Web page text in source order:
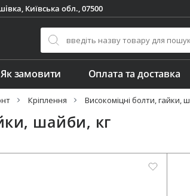
Київська обл., 07500
Як замовити Оплата та доставка
Кріплення Високоміцні болти, гайки,
шайби, кг